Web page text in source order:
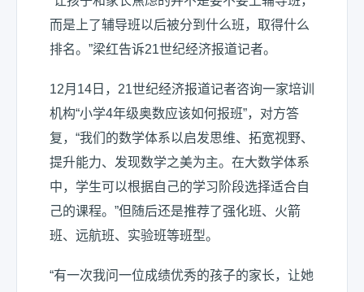
而是上了辅导班以后被分到什么班，取得什么
排名。”梁红告诉21世纪经济报道记者。
12月14日，21世纪经济报道记者咨询一家培训
机构“小学4年级奥数应该如何报班”，对方答
复，“我们的数学体系以启发思维、拓宽视野、
提升能力、发现数学之美为主。在大数学体系
中，学生可以根据自己的学习阶段选择适合自
己的课程。”但随后还是推荐了强化班、火箭
班、远航班、实验班等班型。
“有一次我问一位成绩优秀的孩子的家长，让她